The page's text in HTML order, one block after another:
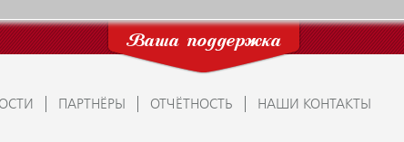
Ваша поддержка
ПАРТНЁРЫ ОТЧЁТНОСТЬ НАШИ КОНТАКТЫ